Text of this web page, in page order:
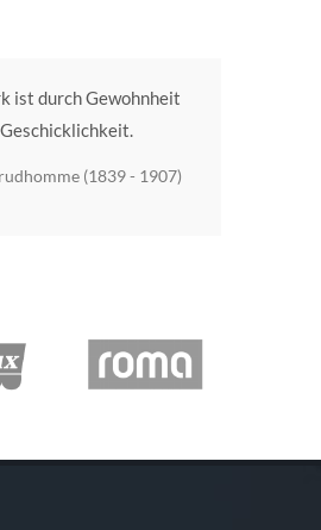
ist durch Gewohnheit
(1839 - 1907)